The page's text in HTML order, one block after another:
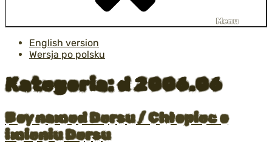
Menu
English version
Wersja po polsku
Kategoria:d 2006.06
Opublikowane
w
Boy named Dersu / Chłopiec o
imieniu Dersu